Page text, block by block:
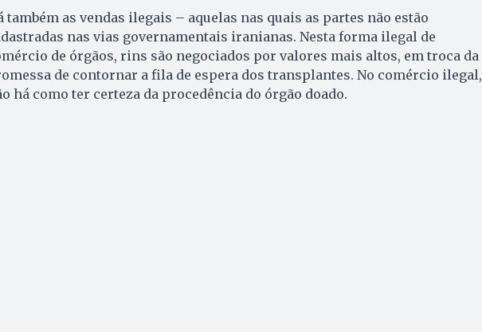
também as vendas ilegais – aquelas nas quais as partes não estão
nas vias governamentais iranianas. Nesta forma ilegal de
de órgãos, rins são negociados por valores mais altos, em troca da
de contornar a fila de espera dos transplantes. No comércio ilegal,
há como ter certeza da procedência do órgão doado.